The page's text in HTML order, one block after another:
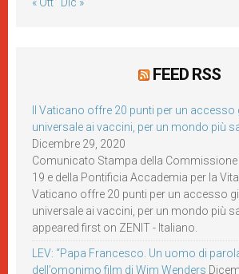
FEED RSS
Il Vaticano offre 20 punti per un accesso
universale ai vaccini, per un mondo più
Dicembre 29, 2020
Comunicato Stampa della
19 e della Pontificia Accademia per la Vita
Vaticano offre 20 punti per un accesso
universale ai vaccini, per un mondo più
appeared first on ZENIT - Italiano.
LEV: “Papa Francesco. Un uomo di
dell’omonimo film di Wim Wenders